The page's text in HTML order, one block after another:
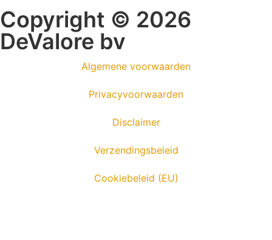
Copyright © 2026
DeValore bv
Algemene voorwaarden
Privacyvoorwaarden
Disclaimer
Verzendingsbeleid
Cookiebeleid (EU)